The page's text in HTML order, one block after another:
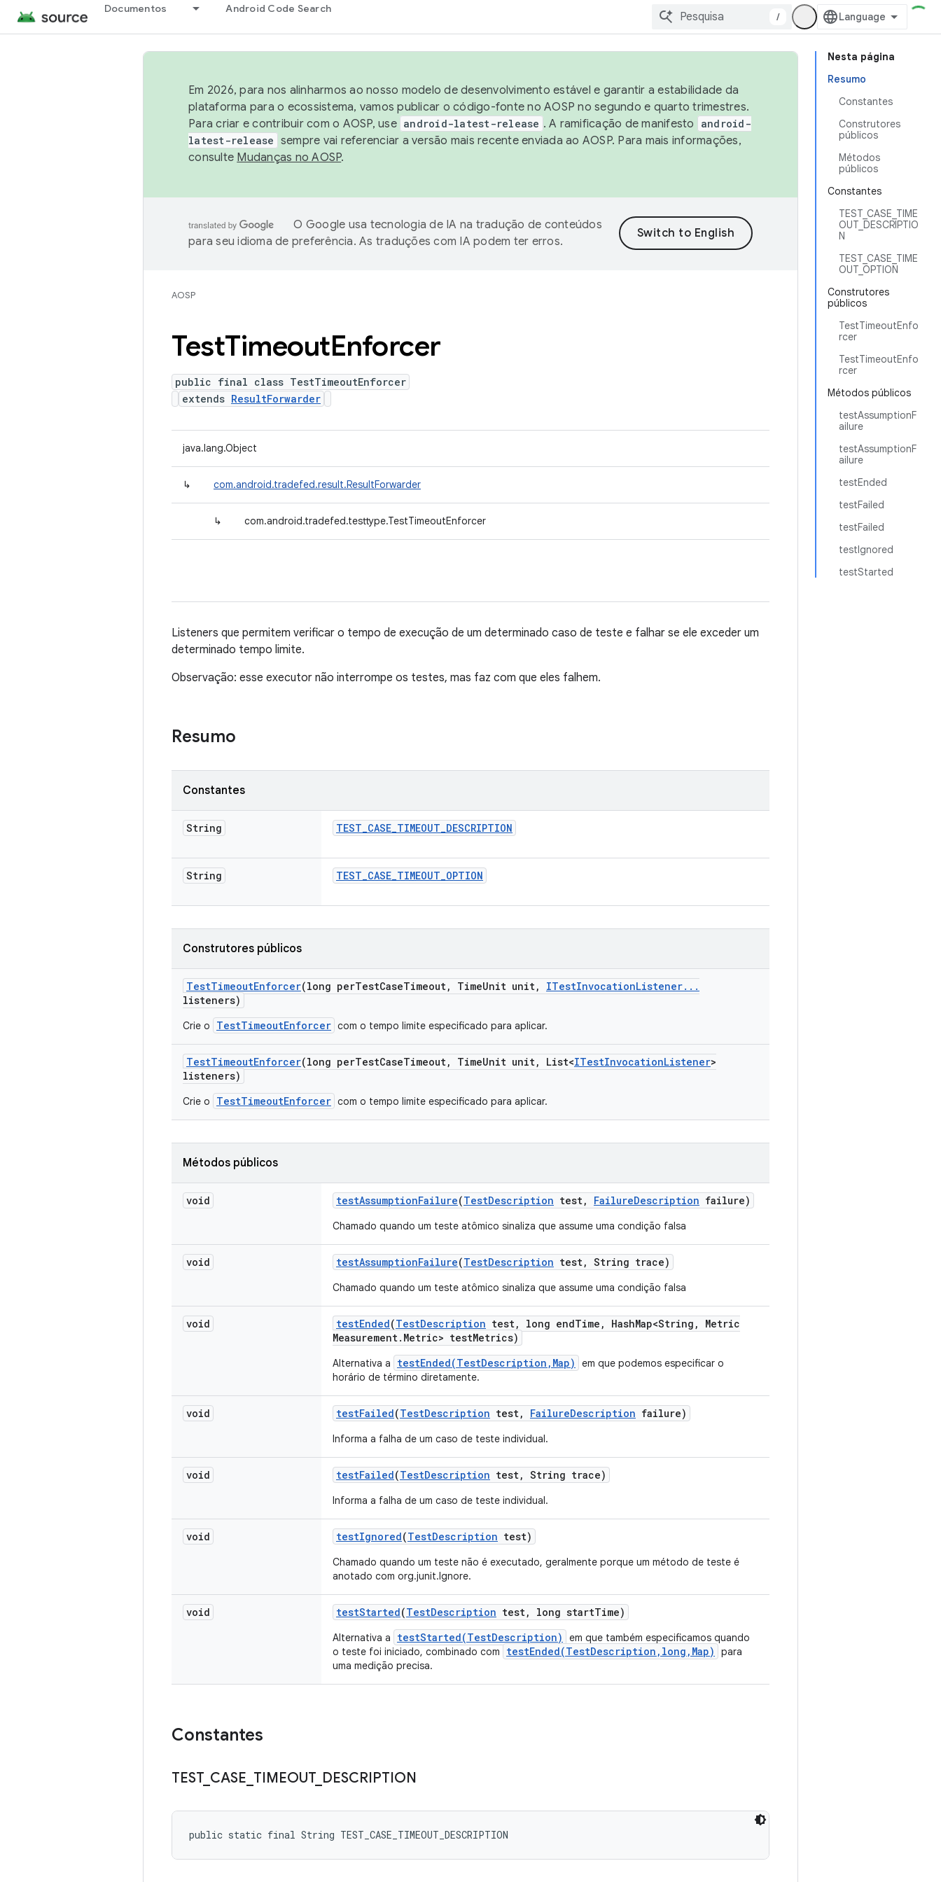
Documentos Android Code Search
/
Nesta página
Resumo
Constantes
Construtores
públicos
Métodos
públicos
Constantes
TEST_CASE_TIME
OUT_DESCRIPTIO
N
TEST_CASE_TIME
OUT_OPTION
Construtores
públicos
TestTimeoutEnfo
rcer
TestTimeoutEnfo
rcer
Métodos públicos
testAssumptionF
ailure
testAssumptionF
ailure
testEnded
testFailed
testFailed
testIgnored
testStarted
Em 2026, para nos alinharmos ao nosso modelo de desenvolvimento estável e garantir a estabilidade da
plataforma para o ecossistema, vamos publicar o código-fonte no AOSP no segundo e quarto trimestres.
Para criar e contribuir com o AOSP, use android-latest-release . A ramificação de manifesto
android-
latest-release sempre vai referenciar a versão mais recente enviada ao AOSP. Para mais informações,
consulte Mudanças no AOSP.
O Google usa tecnologia de IA na tradução de conteúdos
para seu idioma de preferência. As traduções com IA podem ter erros.
AOSP
TestTimeoutEnforcer
public final class TestTimeoutEnforcer
extends ResultForwarder
java.lang.Object
↳ com.android.tradefed.result.ResultForwarder
↳ com.android.tradefed.testtype.TestTimeoutEnforcer
Listeners que permitem verificar o tempo de execução de um determinado caso de teste e falhar se ele exceder um
determinado tempo limite.
Observação: esse executor não interrompe os testes, mas faz com que eles falhem.
Resumo
Constantes
String TEST_CASE_TIMEOUT_DESCRIPTION
String TEST_CASE_TIMEOUT_OPTION
Construtores públicos
TestTimeoutEnforcer(long perTestCaseTimeout, TimeUnit unit, ITestInvocationListener. . .
listeners)
Crie o TestTimeoutEnforcer com o tempo limite especificado para aplicar.
TestTimeoutEnforcer(long perTestCaseTimeout, TimeUnit unit, List<ITestInvocationListener>
listeners)
Crie o TestTimeoutEnforcer com o tempo limite especificado para aplicar.
Métodos públicos
void testAssumptionFailure(TestDescription test, FailureDescription failure)
Chamado quando um teste atômico sinaliza que assume uma condição falsa
void testAssumptionFailure(TestDescription test, String trace)
Chamado quando um teste atômico sinaliza que assume uma condição falsa
void testEnded(TestDescription test, long endTime , HashMap<String ,
Metric
Measurement. Metric> testMetrics)
Alternativa a testEnded(TestDescription,Map)
em que podemos especificar o
horário de término diretamente.
void testFailed(TestDescription test, FailureDescription failure)
Informa a falha de um caso de teste individual.
void testFailed(TestDescription test, String trace)
Informa a falha de um caso de teste individual.
void testIgnored(TestDescription test)
Chamado quando um teste não é executado, geralmente porque um método de teste é
anotado com org.junit.Ignore.
void testStarted(TestDescription test, long startTime)
Alternativa a testStarted(TestDescription)
em que também especificamos quando
o teste foi iniciado, combinado com
testEnded(TestDescription,long,Map)
para
uma medição precisa.
Constantes
TEST_ CASE TIMEOUT_ DESCRIPTION
public static final String TEST_CASE_TIMEOUT_DESCRIPTION